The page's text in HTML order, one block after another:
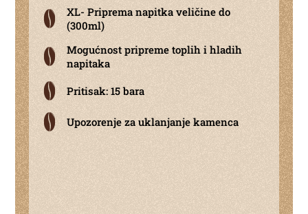
XL- Priprema napitka veličine do
(300ml)
Mogućnost pripreme toplih i hladih
napitaka
Pritisak: 15 bara
Upozorenje za uklanjanje kamenca